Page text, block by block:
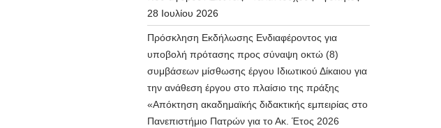
28 Ιουλίου 2026
Πρόσκληση Εκδήλωσης Ενδιαφέροντος για
υποβολή πρότασης προς σύναψη οκτώ (8)
συμβάσεων μίσθωσης έργου Ιδιωτικού Δίκαιου για
την ανάθεση έργου στο πλαίσιο της πράξης
«Απόκτηση ακαδημαϊκής διδακτικής εμπειρίας στο
Πανεπιστήμιο Πατρών για το Ακ. Έτος 2026